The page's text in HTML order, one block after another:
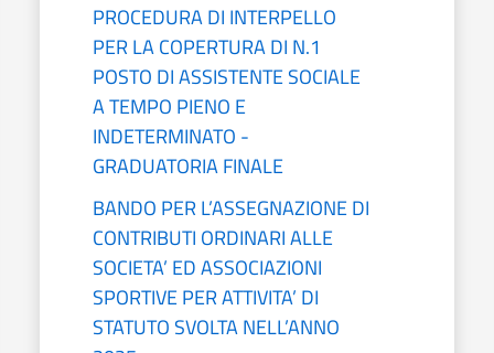
PROCEDURA DI INTERPELLO
PER LA COPERTURA DI N.1
POSTO DI ASSISTENTE SOCIALE
A TEMPO PIENO E
INDETERMINATO -
GRADUATORIA FINALE
BANDO PER L’ASSEGNAZIONE DI
CONTRIBUTI ORDINARI ALLE
SOCIETA’ ED ASSOCIAZIONI
SPORTIVE PER ATTIVITA’ DI
STATUTO SVOLTA NELL’ANNO